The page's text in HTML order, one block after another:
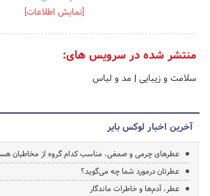
[نمایش اطلاعات]
منتشر شده در سرویس های:
سلامت و زیبایی | مد و لباس
آخرین اخبار لوکس بایر
عطرهای چرمی و صمغی، مناسب کدام گروه از مخاطبان
عطرتان درمورد شما چه می­‌گوید؟
عطر، آدم‌ها و خاطرات ماندگار